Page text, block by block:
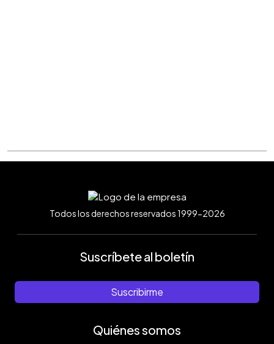
Todos los derechos reservados 1999-2026
Suscríbete al boletín
Suscribirme
Quiénes somos